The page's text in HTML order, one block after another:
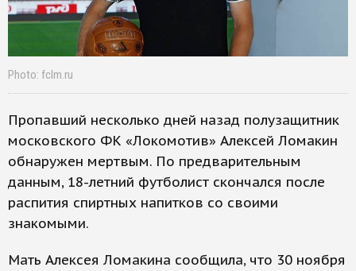
Photo: fclm.ru
Пропавший несколько дней назад полузащитник
московского ФК «Локомотив» Алексей Ломакин
обнаружен мертвым. По предварительным
данным, 18-летний футболист скончался после
распития спиртных напитков со своими
знакомыми.
Мать Алексея Ломакина сообщила, что 30 ноября